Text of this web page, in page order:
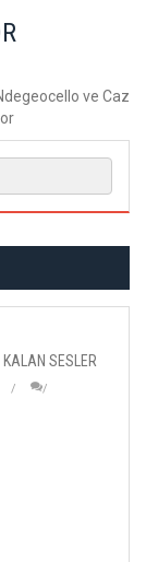
ve Caz
KALAN SESLER